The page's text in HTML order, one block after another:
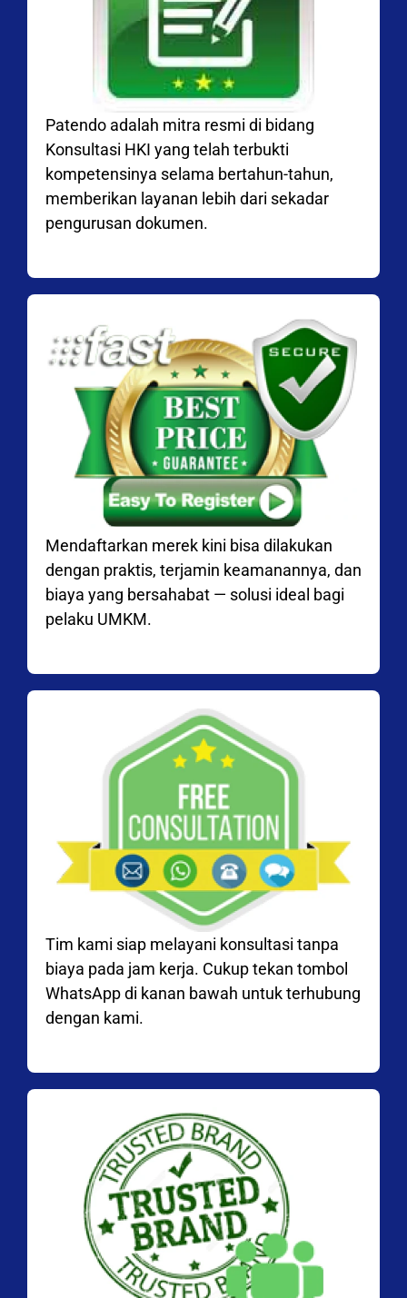
Patendo adalah mitra resmi di bidang
Konsultasi HKI yang telah terbukti
kompetensinya selama bertahun-tahun,
memberikan layanan lebih dari sekadar
pengurusan dokumen.
Mendaftarkan merek kini bisa dilakukan
dengan praktis, terjamin keamanannya, dan
biaya yang bersahabat — solusi ideal bagi
pelaku UMKM.
Tim kami siap melayani konsultasi tanpa
biaya pada jam kerja. Cukup tekan tombol
WhatsApp di kanan bawah untuk terhubung
dengan kami.